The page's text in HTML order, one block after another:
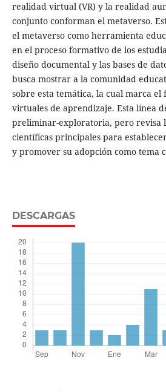
realidad virtual (VR) y la realidad
conjunto conforman el metaverso.
el metaverso como herramienta
en el proceso formativo de los
diseño documental y las bases de
busca mostrar a la comunidad
sobre esta temática, la cual marca
virtuales de aprendizaje. Esta línea
preliminar-exploratoria, pero revisa
científicas principales para
y promover su adopción como tema
DESCARGAS